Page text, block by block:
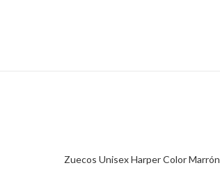
Zuecos Unisex Harper Color Marrón